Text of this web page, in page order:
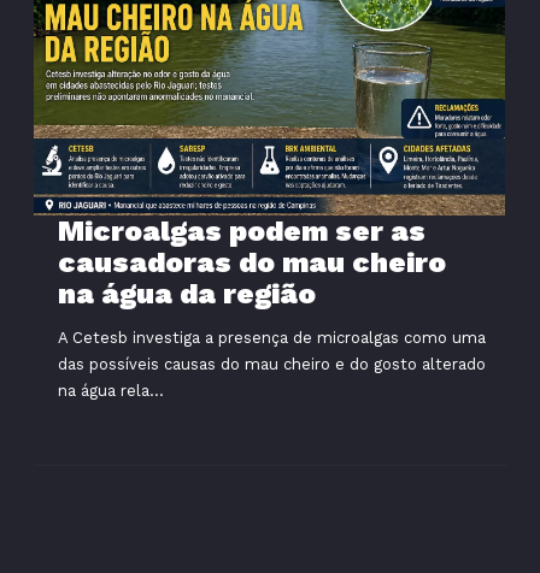
Microalgas podem ser as
causadoras do mau cheiro
na água da região
A Cetesb investiga a presença de microalgas como uma
das possíveis causas do mau cheiro e do gosto alterado
na água rela...